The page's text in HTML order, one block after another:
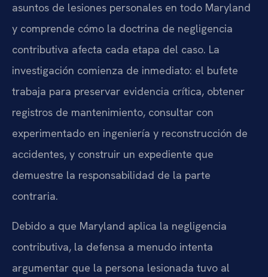
asuntos de lesiones personales en todo Maryland
y comprende cómo la doctrina de negligencia
contributiva afecta cada etapa del caso. La
investigación comienza de inmediato: el bufete
trabaja para preservar evidencia crítica, obtener
registros de mantenimiento, consultar con
experimentado en ingeniería y reconstrucción de
accidentes, y construir un expediente que
demuestre la responsabilidad de la parte
contraria.
Debido a que Maryland aplica la negligencia
contributiva, la defensa a menudo intenta
argumentar que la persona lesionada tuvo al